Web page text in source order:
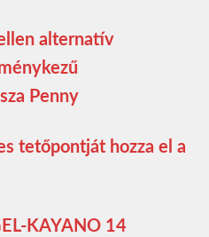
alternatív
Penny
tetőpontját hozza el a
KAYANO 14